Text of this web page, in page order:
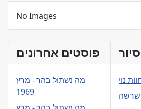
No Images
פוסטים אחרונים
מה נשתול בהר - מרץ
1969
סיור
נוי